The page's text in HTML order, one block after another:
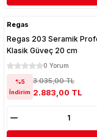
Regas
Regas 203 Seramik
Klasik Güveç 20 cm
0 Yorum
%5
İndirim
3.035,00 TL
2.883,00 TL